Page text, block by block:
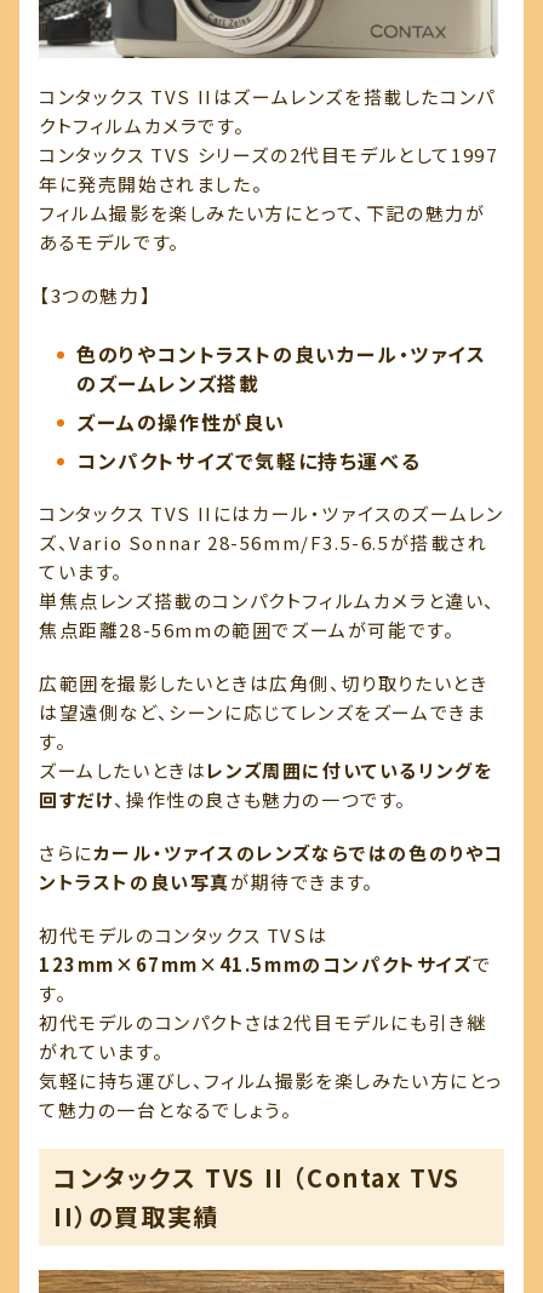
コンタックス TVS IIはズームレンズを搭載したコンパ
クトフィルムカメラです。
コンタックス TVS シリーズの2代目モデルとして1997
年に発売開始されました。
フィルム撮影を楽しみたい方にとって、下記の魅力が
あるモデルです。
【3つの魅力】
色のりやコントラストの良いカール・ツァイス
のズームレンズ搭載
ズームの操作性が良い
コンパクトサイズで気軽に持ち運べる
コンタックス TVS IIにはカール・ツァイスのズームレン
ズ、Vario Sonnar 28-56mm/F3.5-6.5が搭載され
ています。
単焦点レンズ搭載のコンパクトフィルムカメラと違い、
焦点距離28-56mmの範囲でズームが可能です。
広範囲を撮影したいときは広角側、切り取りたいとき
は望遠側など、シーンに応じてレンズをズームできま
す。
ズームしたいときはレンズ周囲に付いているリングを
回すだけ、操作性の良さも魅力の一つです。
さらにカール・ツァイスのレンズならではの色のりやコ
ントラストの良い写真が期待できます。
初代モデルのコンタックス TVSは
123mm×67mm×41.5mmのコンパクトサイズで
す。
初代モデルのコンパクトさは2代目モデルにも引き継
がれています。
気軽に持ち運びし、フィルム撮影を楽しみたい方にとっ
て魅力の一台となるでしょう。
コンタックス TVS II （Contax TVS
II）の買取実績